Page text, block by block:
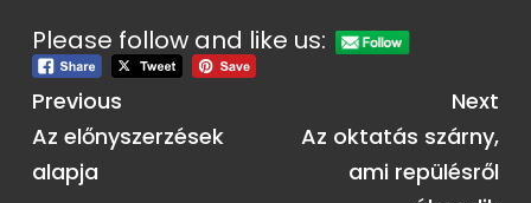
Please follow and like us:
Previous
Az előnyszerzések
alapja
Next
Az oktatás szárny,
ami repülésről